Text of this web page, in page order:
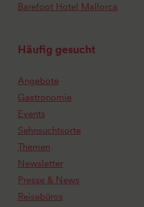
Barefoot Hotel Mallorca
Häufig gesucht
Angebote
Gastronomie
Events
Sehnsuchtsorte
Themen
Newsletter
Presse & News
Reisebüros